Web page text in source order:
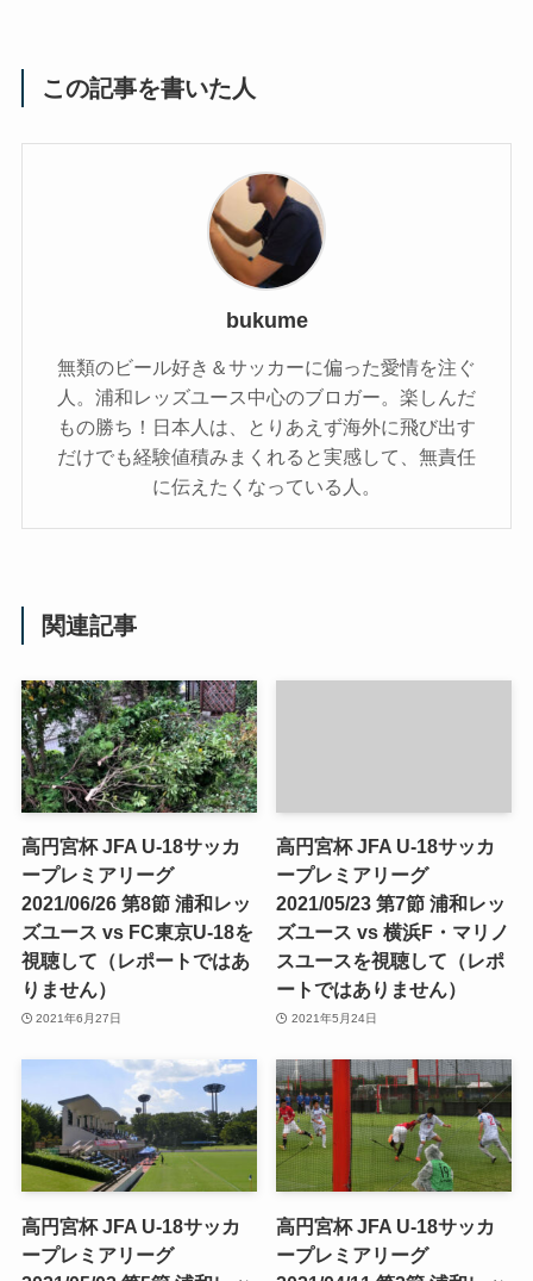
この記事を書いた人
bukume
無類のビール好き＆サッカーに偏った愛情を注ぐ
人。浦和レッズユース中心のブロガー。楽しんだ
もの勝ち！日本人は、とりあえず海外に飛び出す
だけでも経験値積みまくれると実感して、無責任
に伝えたくなっている人。
関連記事
高円宮杯 JFA U-18サッカ
ープレミアリーグ
2021/06/26 第8節 浦和レッ
ズユース vs FC東京U-18を
視聴して（レポートではあ
りません）
2021年6月27日
高円宮杯 JFA U-18サッカ
ープレミアリーグ
2021/05/23 第7節 浦和レッ
ズユース vs 横浜F・マリノ
スユースを視聴して（レポ
ートではありません）
2021年5月24日
高円宮杯 JFA U-18サッカ
ープレミアリーグ
高円宮杯 JFA U-18サッカ
ープレミアリーグ